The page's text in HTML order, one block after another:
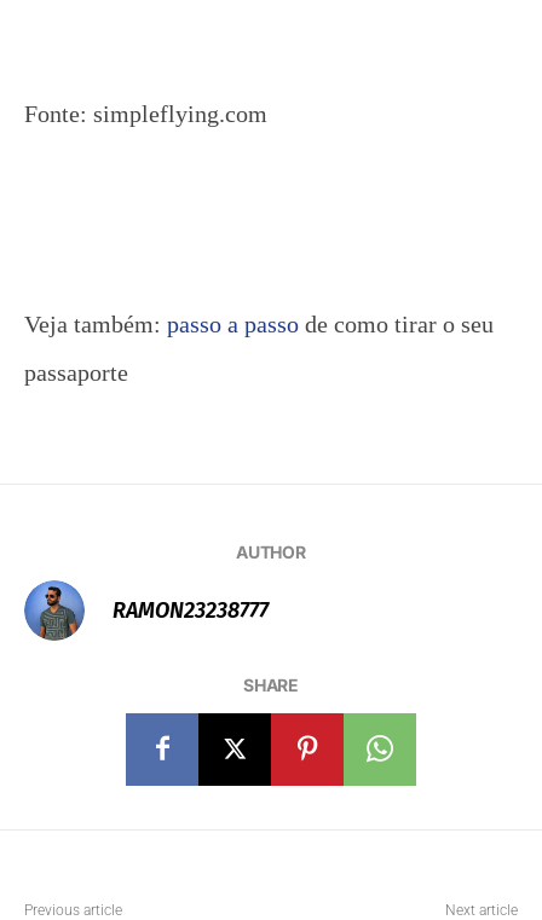
Fonte: simpleflying.com
Veja também: passo a passo de como tirar o seu
passaporte
AUTHOR
RAMON23238777
SHARE
Previous article
Next article